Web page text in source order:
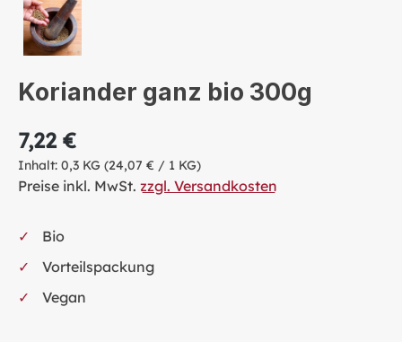
Koriander ganz bio 300g
7,22 €
Inhalt: 0,3 KG (24,07 € / 1 KG)
Preise inkl. MwSt. zzgl. Versandkosten
Bio
Vorteilspackung
Vegan